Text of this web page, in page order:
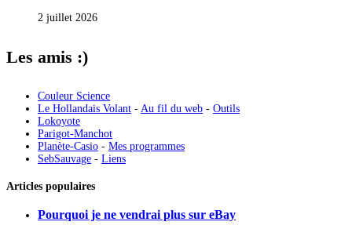
2 juillet 2026
Les amis :)
Couleur Science
Le Hollandais Volant - Au fil du web - Outils
Lokoyote
Parigot-Manchot
Planète-Casio - Mes programmes
SebSauvage - Liens
Articles populaires
Pourquoi je ne vendrai plus sur eBay